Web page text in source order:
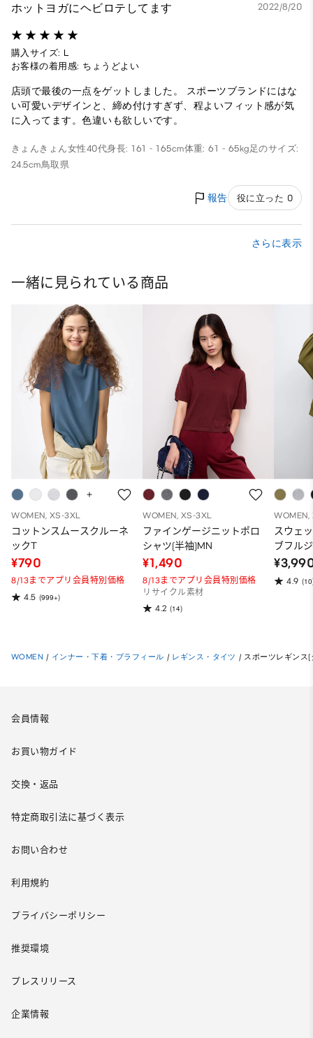
ホットヨガにヘビロテしてます 2022/8/20
購入サイズ: L
お客様の着用感: ちょうどよい
店頭で最後の一点をゲットしました。 スポーツブランドにはな
い可愛いデザインと、締め付けすぎず、程よいフィット感が気
に入ってます。色違いも欲しいです。
きょんきょん女性40代身長: 161 - 165cm体重: 61 - 65kg足のサイズ:
24.5cm鳥取県
報告 役に立った 0
さらに表示
一緒に見られている商品
WOMEN, XS-3XL
コットンスムースクルーネ
ックT
¥790
8/13までアプリ会員特別価格
4.5 (999+)
WOMEN, XS-3XL
ファインゲージニットポロ
シャツ(半袖)MN
¥1,490
8/13までアプリ会員特別価格
リサイクル素材
4.2 (14)
WOMEN,
スウェ
ブフル
ーパー
ット）
4.9
WOMEN / インナー・下着・ブラフィール / レギンス・タイツ / スポーツレギンス(
会員情報
お買い物ガイド
交換・返品
特定商取引法に基づく表示
お問い合わせ
利用規約
プライバシーポリシー
推奨環境
プレスリリース
企業情報